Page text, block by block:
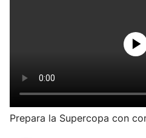
Herri-kirolak
Balonmano
Prepara la Supercopa con